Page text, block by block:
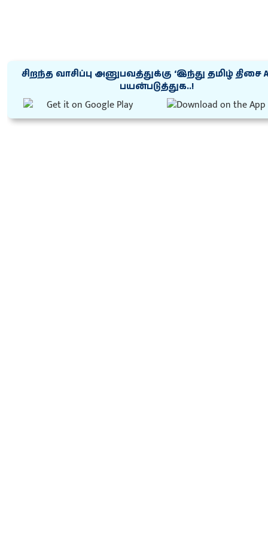
சிறந்த வாசிப்பு அனுபவத்துக்கு ‘இந்து தமிழ் திசை
பயன்படுத்துக..!